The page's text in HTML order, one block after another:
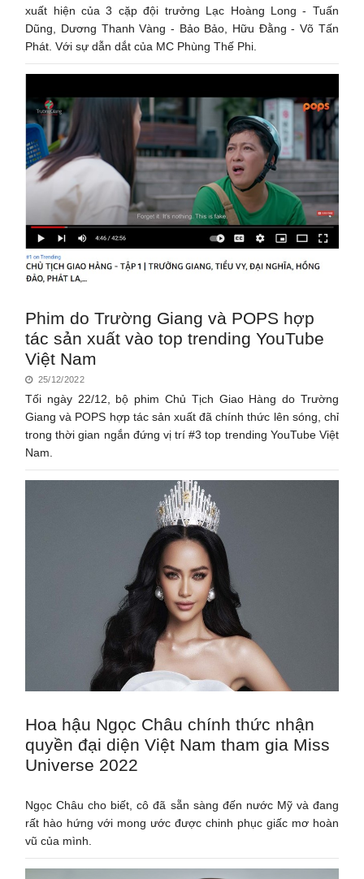
xuất hiện của 3 cặp đội trưởng Lạc Hoàng Long - Tuấn
Dũng, Dương Thanh Vàng - Bảo Bảo, Hữu Đằng - Võ Tấn
Phát. Với sự dẫn dắt của MC Phùng Thế Phi.
Phim do Trường Giang và POPS hợp
tác sản xuất vào top trending YouTube
Việt Nam
25/12/2022
Tối ngày 22/12, bộ phim Chủ Tịch Giao Hàng do Trường
Giang và POPS hợp tác sản xuất đã chính thức lên sóng, chỉ
trong thời gian ngắn đứng vị trí #3 top trending YouTube Việt
Nam.
Hoa hậu Ngọc Châu chính thức nhận
quyền đại diện Việt Nam tham gia Miss
Universe 2022
Ngọc Châu cho biết, cô đã sẵn sàng đến nước Mỹ và đang
rất hào hứng với mong ước được chinh phục giấc mơ hoàn
vũ của mình.